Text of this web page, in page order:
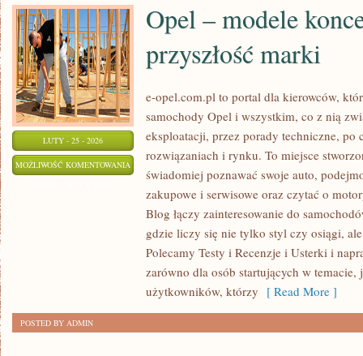
LUTY - 25 - 2026
MOŻLIWOŚĆ KOMENTOWANIA
KONCEPCYJNE
MARKI
Opel – modele
przyszłość marki
e-opel.com.pl to portal dla kierowców,
samochody Opel i wszystkim, co z nią
eksploatacji, przez porady techniczne, po
rozwiązaniach i rynku. To miejsce
świadomiej poznawać swoje auto,
zakupowe i serwisowe oraz czytać o
Blog łączy zainteresowanie do
gdzie liczy się nie tylko styl czy osiągi,
Polecamy Testy i Recenzje i Usterki i
zarówno dla osób startujących w
użytkowników, którzy [ Read More ]
POSTED BY ADMIN